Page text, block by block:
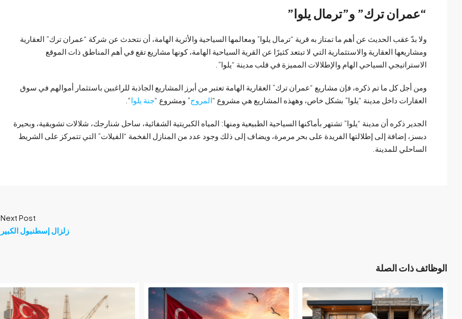
“عمران ترك” و”ترمال يلوا”
ولا بدّ عقب الحديث عن أهم ما تمتاز به قرية “ترمال يلوا” ومعالمها السياحية والأثرية الهامة، أن نتحدث عن شركة “عمران ترك” العقارية
ومشاريعها العقارية والاستثمارية التي لا تبتعد كثيرًا عن القرية السياحية الهامة، كونها مشاريع تقع في أهم المناطق ذات الموقع
الاستراتيجي السياحي الهام والإطلالات المميزة في قلب مدينة “يلوا”.
ومن أجل كل ما تم ذكره، فإن مشاريع “عمران ترك” العقارية الهامة تعتبر من أبرز المشاريع الجاذبة للراغبين باستثمار أموالهم في سوق
العقارات داخل مدينة “يلوا” بشكل خاص، وههذه المشاريع هي مشروع “المروج” ومشروع “جنة يلوا“.
الجدير ذكره أن مدينة “يلوا” تشتهر بأماكنها السياحية الطبيعية ومنها: المياه الكبريتية الشفائية، ساحل شنارجك، شلالات تشويقية، وبحيرة
دبسز، إضافة إلى إطلالتها الفريدة على بحر مرمرة، ويضاف إلى ذلك وجود عدد من المنازل الفخمة “الفيلات” التي تتمركز على الشريط
الساحلي للمدينة.
Next Post
زلزال إسطنبول الكبير
الوظائف ذات الصلة